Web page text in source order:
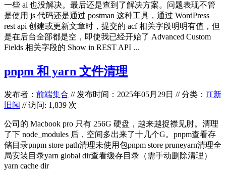
一些 ai 也没解决。最后还是查到了解决方案。问题表现不管
是使用 js 代码还是通过 postman 这种工具，通过 WordPress
rest api 创建或更新文章时，提交的 acf 相关字段明明有值，但
是在后台全部都是空，即使我已经开始了 Advanced Custom
Fields 相关字段的 Show in REST API ...
pnpm 和 yarn 文件清理
发布者： 前端集合 // 发布时间：2025年05月29日 //分类： IT新
旧闻 // 访问: 1,839 次
公司的 Macbook pro 只有 256G 硬盘，越来越捉襟见肘。清理
了下 node_modules 后，空间多出来了十几个G。pnpm查看存
储目录pnpm store path清理未使用包pnpm store pruneyarn清理全
局安装目录yarn global dir查看缓存目录（需手动删除清理）
yarn cache dir